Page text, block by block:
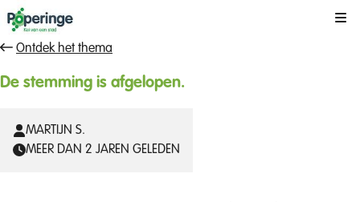
Ontdek het thema
De stemming is afgelopen.
MARTIJN S.
MEER DAN 2 JAREN GELEDEN